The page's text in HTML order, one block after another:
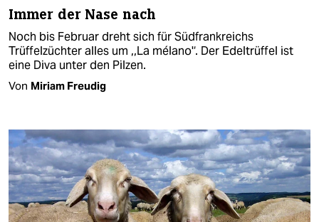
Immer der Nase nach
Noch bis Februar dreht sich für Südfrankreichs
Trüffelzüchter alles um ,,La mélano'‘. Der Edeltrüffel ist
eine Diva unter den Pilzen.
Von Miriam Freudig